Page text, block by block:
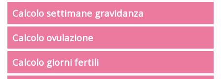
Calcolo settimane gravidanza
Calcolo ovulazione
Calcolo giorni fertili